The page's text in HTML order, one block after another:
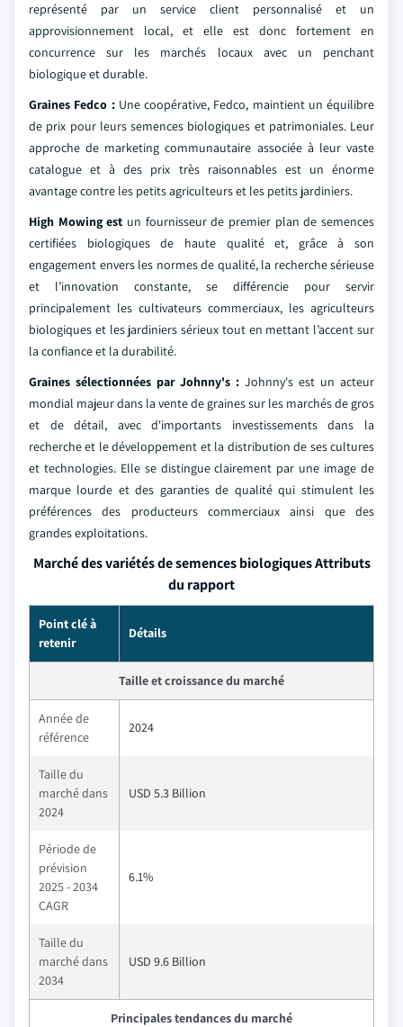
représenté par un service client personnalisé et un
approvisionnement local, et elle est donc fortement en
concurrence sur les marchés locaux avec un penchant
biologique et durable.
Graines Fedco :Une coopérative, Fedco, maintient un équilibre
de prix pour leurs semences biologiques et patrimoniales. Leur
approche de marketing communautaire associée à leur vaste
catalogue et à des prix très raisonnables est un énorme
avantage contre les petits agriculteurs et les petits jardiniers.
High Mowing est un fournisseur de premier plan de semences
certifiées biologiques de haute qualité et, grâce à son
engagement envers les normes de qualité, la recherche sérieuse
et l’innovation constante, se différencie pour servir
principalement les cultivateurs commerciaux, les agriculteurs
biologiques et les jardiniers sérieux tout en mettant l’accent sur
la confiance et la durabilité.
Graines sélectionnées par Johnny's : Johnny's est un acteur
mondial majeur dans la vente de graines sur les marchés de gros
et de détail, avec d'importants investissements dans la
recherche et le développement et la distribution de ses cultures
et technologies. Elle se distingue clairement par une image de
marque lourde et des garanties de qualité qui stimulent les
préférences des producteurs commerciaux ainsi que des
grandes exploitations.
Marché des variétés de semences biologiques Attributs
du rapport
Point clé à
retenir
Détails
Taille et croissance du marché
Année de
référence
2024
Taille du
marché dans
2024
USD 5.3 Billion
Période de
prévision
2025 - 2034
CAGR
6.1%
Taille du
marché dans
2034
USD 9.6 Billion
Principales tendances du marché